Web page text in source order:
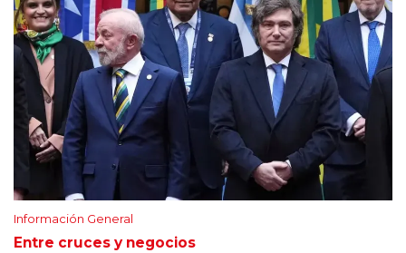
Información General
Entre cruces y negocios